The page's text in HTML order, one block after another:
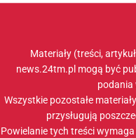
Materiały (treści,
news.24tm.pl mogą być
podania
Wszystkie pozostałe
przysługują
Powielanie tych treści